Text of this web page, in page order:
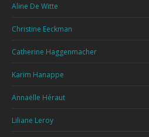
Aline De Witte
Christine Eeckman
Catherine Haggenmacher
Karim Hanappe
Annaëlle Héraut
Liliane Leroy